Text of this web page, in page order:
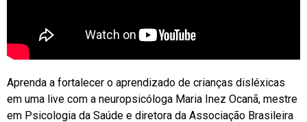
Aprenda a fortalecer o aprendizado de crianças disléxicas
em uma live com a neuropsicóloga Maria Inez Ocanã, mestre
em Psicologia da Saúde e diretora da Associação Brasileira